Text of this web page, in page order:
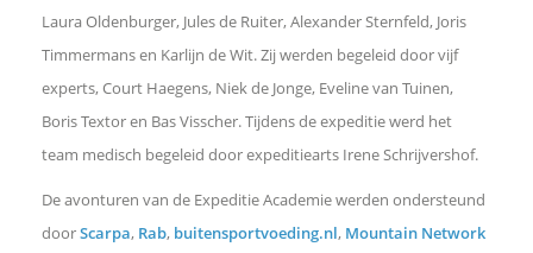
Laura Oldenburger, Jules de Ruiter, Alexander Sternfeld, Joris
Timmermans en Karlijn de Wit. Zij werden begeleid door vijf
experts, Court Haegens, Niek de Jonge, Eveline van Tuinen,
Boris Textor en Bas Visscher. Tijdens de expeditie werd het
team medisch begeleid door expeditiearts Irene Schrijvershof.
De avonturen van de Expeditie Academie werden ondersteund
doorScarpa, Rab, buitensportvoeding.nl, Mountain Network